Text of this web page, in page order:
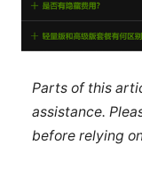
Parts of this
assistance.
before relying